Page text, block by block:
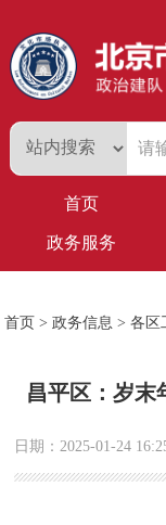
首页
政务服务
首页 >政务信息 >各区
昌平区：岁末
日期：2025-01-24